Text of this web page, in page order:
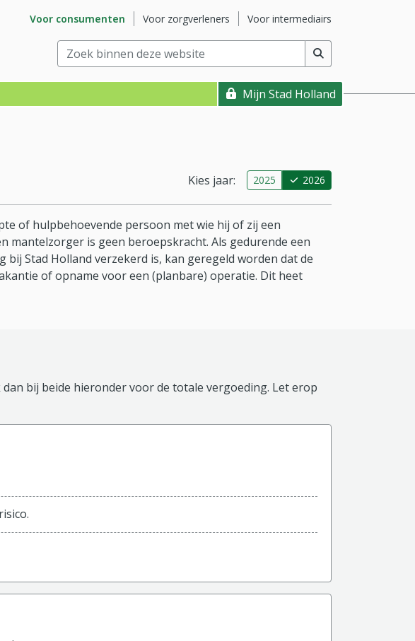
Ga naar subsite
Voor consumenten Ga naar subsite
Voor zorgverleners Ga naar subsite
Voor intermediairs
Zoek binnen deze website(min. 2 tekens)
Mijn Stad Holland
Kies jaar: 2025 2026
of hulpbehoevende persoon met wie hij of zij een
mantelzorger is geen beroepskracht. Als gedurende een
Stad Holland verzekerd is, kan geregeld worden dat de
of opname voor een (planbare) operatie. Dit heet
bij beide hieronder voor de totale vergoeding. Let erop